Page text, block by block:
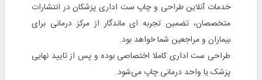
خدمات آنلاین طراحی و چاپ ست اداری پزشکان در انتشارات
متخصصان، تضمین تجربه ای ماندگار از مرکز درمانی برای
بیماران و مراجعین شما خواهد بود.
طراحی ست اداری کاملا اختصاصی بوده و پس از تایید نهایی
پزشک یا واحد درمانی چاپ می‌شود.